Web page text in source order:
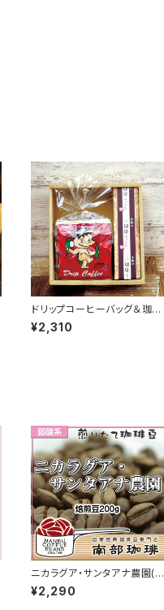
ドリップコーヒーバッグ＆珈琲
ようかんギフトセット｜B2V-1
¥2,310
ニカラグア・サンタアナ農園(焙
煎豆200g)
¥2,290